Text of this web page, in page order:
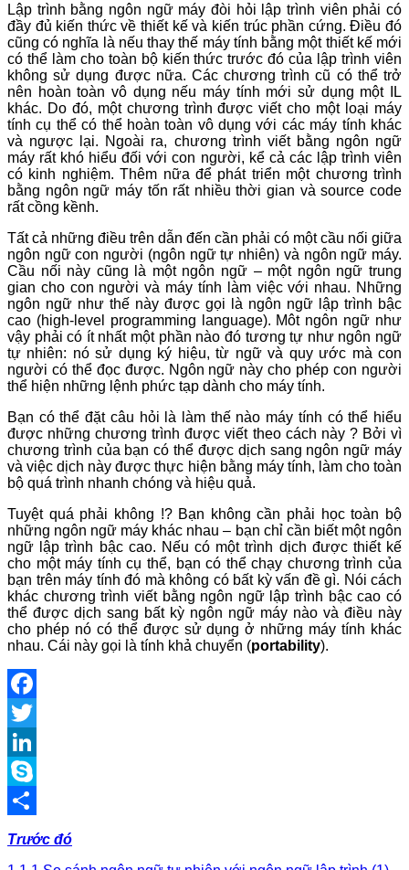
Lập trình bằng ngôn ngữ máy đòi hỏi lập trình viên phải có
đầy đủ kiến thức về thiết kế và kiến trúc phần cứng. Điều đó
cũng có nghĩa là nếu thay thế máy tính bằng một thiết kế mới
có thể làm cho toàn bộ kiến thức trước đó của lập trình viên
không sử dụng được nữa. Các chương trình cũ có thể trở
nên hoàn toàn vô dụng nếu máy tính mới sử dụng một IL
khác. Do đó, một chương trình được viết cho một loại máy
tính cụ thể có thể hoàn toàn vô dụng với các máy tính khác
và ngược lại. Ngoài ra, chương trình viết bằng ngôn ngữ
máy rất khó hiểu đối với con người, kể cả các lập trình viên
có kinh nghiệm. Thêm nữa để phát triển một chương trình
bằng ngôn ngữ máy tốn rất nhiều thời gian và source code
rất cồng kềnh.
Tất cả những điều trên dẫn đến cần phải có một cầu nối giữa
ngôn ngữ con người (ngôn ngữ tự nhiên) và ngôn ngữ máy.
Cầu nối này cũng là một ngôn ngữ – một ngôn ngữ trung
gian cho con người và máy tính làm việc với nhau. Những
ngôn ngữ như thế này được gọi là ngôn ngữ lập trình bậc
cao (high-level programming language). Môt ngôn ngữ như
vậy phải có ít nhất một phần nào đó tương tự như ngôn ngữ
tự nhiên: nó sử dụng ký hiệu, từ ngữ và quy ước mà con
người có thể đọc được. Ngôn ngữ này cho phép con người
thể hiện những lệnh phức tạp dành cho máy tính.
Bạn có thể đặt câu hỏi là làm thế nào máy tính có thể hiểu
được những chương trình được viết theo cách này ? Bởi vì
chương trình của bạn có thể được dịch sang ngôn ngữ máy
và việc dịch này được thực hiện bằng máy tính, làm cho toàn
bộ quá trình nhanh chóng và hiệu quả.
Tuyệt quá phải không !? Bạn không cần phải học toàn bộ
những ngôn ngữ máy khác nhau – bạn chỉ cần biết một ngôn
ngữ lập trình bậc cao. Nếu có một trình dịch được thiết kế
cho một máy tính cụ thể, bạn có thể chạy chương trình của
bạn trên máy tính đó mà không có bất kỳ vấn đề gì. Nói cách
khác chương trình viết bằng ngôn ngữ lập trình bậc cao có
thể được dịch sang bất kỳ ngôn ngữ máy nào và điều này
cho phép nó có thể được sử dụng ở những máy tính khác
nhau. Cái này gọi là tính khả chuyển (portability).
Facebook
Twitter
LinkedIn
Skype
Share
Trước đó